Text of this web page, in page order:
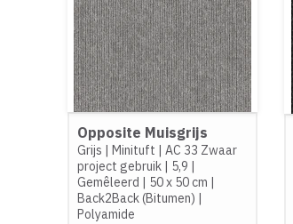
Opposite Muisgrijs
Grijs Minituft
AC 33 Zwaar
project gebruik
5,9
Gemêleerd
50 x 50 cm
Back2Back (Bitumen)
Polyamide